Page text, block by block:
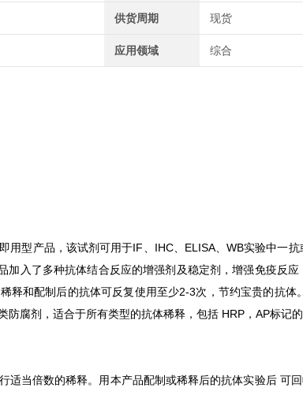
供货周期 现货
应用领域 综合
用型产品，该试剂可用于IF、IHC、ELISA、WB实验中一
入了多种抗体结合反应的增强剂及稳定剂，增强免疫反
释和配制后的抗体可反复使用至少2-3次，节约宝贵的抗体
腐剂，适合于所有类型的抗体稀释，包括 HRP，AP标记的
适当倍数的稀释。用本产品配制或稀释后的抗体实验后 可